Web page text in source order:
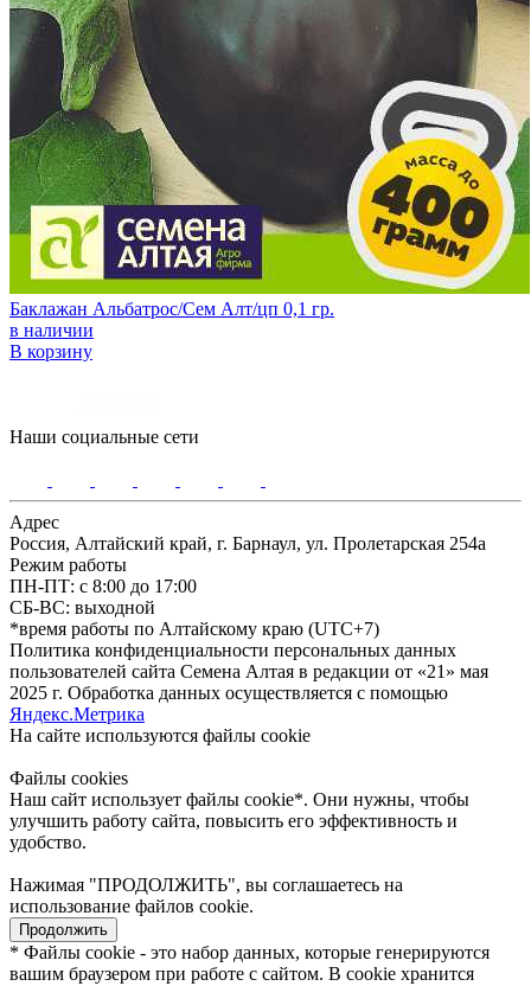
Баклажан Альбатрос/Сем Алт/цп 0,1 гр.
в наличии
В корзину
Наши социальные сети
Адрес
Россия, Алтайский край, г. Барнаул, ул. Пролетарская 254а
Режим работы
ПН-ПТ: с 8:00 до 17:00
СБ-ВС: выходной
*время работы по Алтайскому краю (UTC+7)
Политика конфиденциальности персональных данных
пользователей сайта Семена Алтая в редакции от «21» мая
2025 г. Обработка данных осуществляется с помощью
Яндекс.Метрика
На сайте используются файлы сookie
Файлы cookies
Наш сайт использует файлы cookie*. Они нужны, чтобы
улучшить работу сайта, повысить его эффективность и
удобство.
Нажимая "ПРОДОЛЖИТЬ", вы соглашаетесь на
использование файлов cookie.
Продолжить
* Файлы cookie - это набор данных, которые генерируются
вашим браузером при работе с сайтом. В cookie хранится